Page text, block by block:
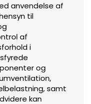
anvendelse af
til
af
i
og
samt
kan